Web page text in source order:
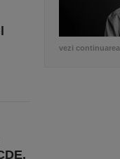
vezi continuarea